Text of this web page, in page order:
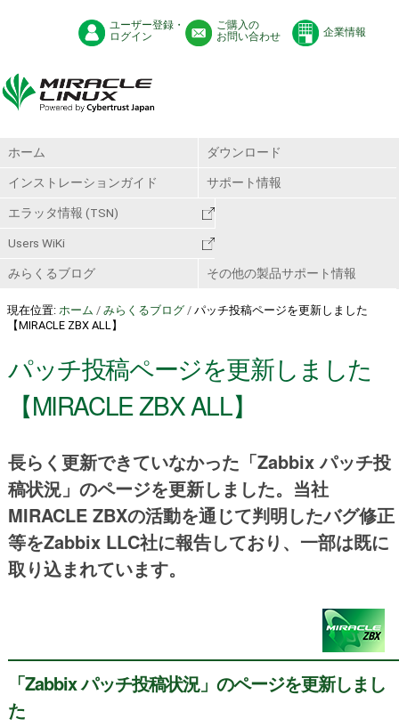
ユーザー登録・
ログイン
ご購入の
お問い合わせ
企業情報
ホーム ダウンロード
インストレーションガイド サポート情報
エラッタ情報 (TSN)
Users WiKi
みらくるブログ その他の製品サポート情報
現在位置: ホーム / みらくるブログ / パッチ投稿ページを更新しました
【MIRACLE ZBX ALL】
パッチ投稿ページを更新しました
【MIRACLE ZBX ALL】
長らく更新できていなかった「Zabbix パッチ投
稿状況」のページを更新しました。当社
MIRACLE ZBXの活動を通じて判明したバグ修正
等をZabbix LLC社に報告しており、一部は既に
取り込まれています。
「Zabbix パッチ投稿状況」のページを更新しまし
た